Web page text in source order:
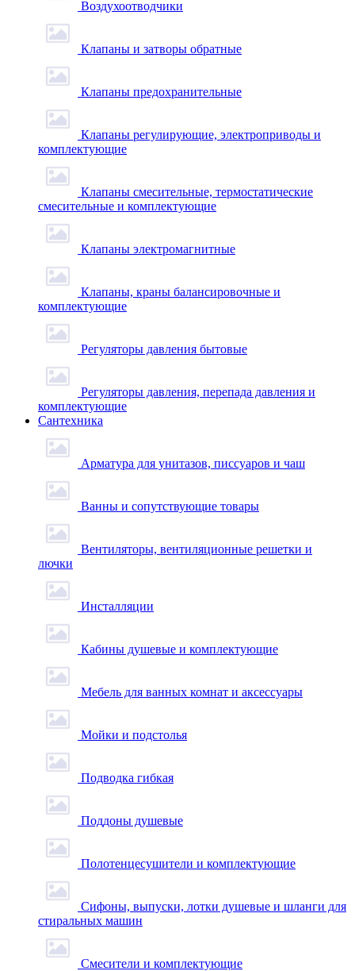
Воздухоотводчики
Клапаны и затворы обратные
Клапаны предохранительные
Клапаны регулирующие, электроприводы и
комплектующие
Клапаны смесительные, термостатические
смесительные и комплектующие
Клапаны электромагнитные
Клапаны, краны балансировочные и
комплектующие
Регуляторы давления бытовые
Регуляторы давления, перепада давления и
комплектующие
Сантехника
Арматура для унитазов, писсуаров и чаш
Ванны и сопутствующие товары
Вентиляторы, вентиляционные решетки и
лючки
Инсталляции
Кабины душевые и комплектующие
Мебель для ванных комнат и аксессуары
Мойки и подстолья
Подводка гибкая
Поддоны душевые
Полотенцесушители и комплектующие
Сифоны, выпуски, лотки душевые и шланги для
стиральных машин
Смесители и комплектующие